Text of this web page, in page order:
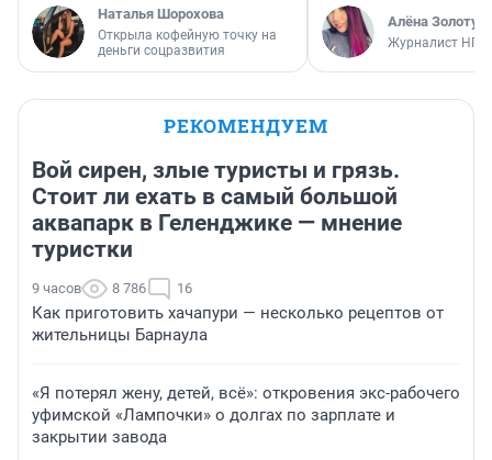
Наталья Шорохова
Открыла кофейную точку на
деньги соцразвития
Алёна
Журналист НГС
РЕКОМЕНДУЕМ
Вой сирен, злые туристы и грязь.
Стоит ли ехать в самый большой
аквапарк в Геленджике — мнение
туристки
9 часов 8 786 16
Как приготовить хачапури — несколько рецептов от
жительницы Барнаула
«Я потерял жену, детей, всё»: откровения экс-рабочего
уфимской «Лампочки» о долгах по зарплате и
закрытии завода